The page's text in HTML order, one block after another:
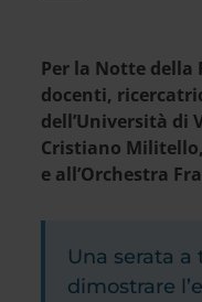
Per la Notte della
docenti,
dell’Università di
Cristiano
e all’Orchestra
Una serata a
dimostrare